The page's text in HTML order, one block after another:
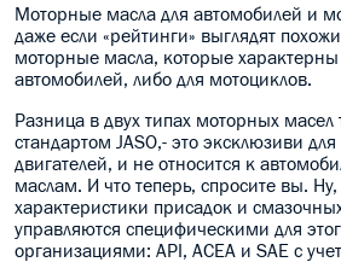
Моторные масла для автомобилей и
даже если «рейтинги» выглядят
моторные масла, которые характерны
автомобилей, либо для мотоциклов.
Разница в двух типах моторных масел
стандартом JASO,- это эксклюзиви
двигателей, и не относится к
маслам. И что теперь, спросите вы.
характеристики присадок и
управляются специфическими для
организациями: API, ACEA и SAE с